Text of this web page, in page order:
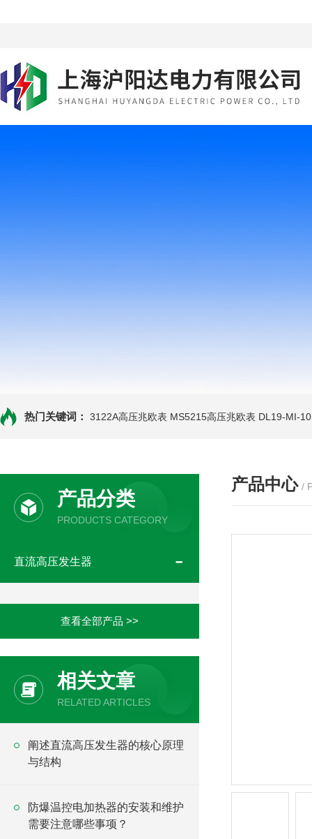
热门关键词： 3122A高压兆欧表 MS5215高压兆欧表 DL19-MI-
产品分类
PRODUCTS CATEGORY
直流高压发生器
查看全部产品 >>
相关文章
RELATED ARTICLES
阐述直流高压发生器的核心原理
与结构
防爆温控电加热器的安装和维护
需要注意哪些事项？
产品中心 /